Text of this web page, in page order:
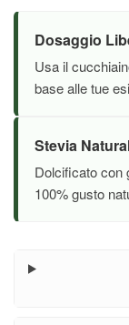
Dosaggio
Usa il
base alle tue
Stevia
Dolcificato con
100% gusto